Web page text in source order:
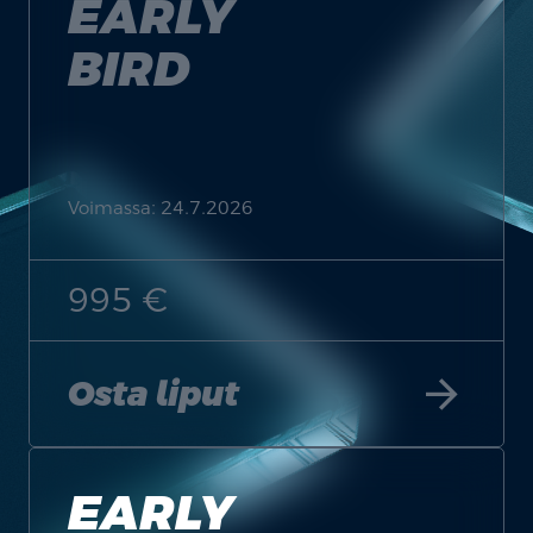
EARLY
BIRD
Voimassa: 24.7.2026
995 €
Osta liput arrow_forward
EARLY